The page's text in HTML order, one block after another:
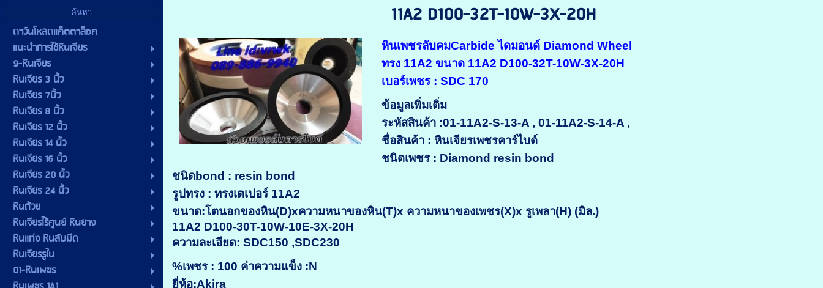
ดาว์นโหลดแค็ตตาล็อค
แนะนำการใช้หินเจียร
9-หินเจียร
หินเจียร 3 นิ้ว
หินเจียร 7นิ้ว
หินเจียร 8 นิ้ว
หินเจียร 12 นิ้ว
หินเจียร 14 นิ้ว
หินเจียร 16 นิ้ว
หินเจียร 20 นิ้ว
หินเจียร 24 นิ้ว
หินถ้วย
หินเจียรไร้ศูนย์ หินยาง
หินแท่ง หินลับมีด
หินเจียรรูใน
01-หินเพชร
11A2 D100-32T-10W-3X-20H
หินเพชรลับคมCarbide ไดมอนด์ Diamond Wheel
ทรง 11A2 ขนาด 11A2 D100-32T-10W-3X-20H
เบอร์เพชร : SDC 170
ข้อมูลเพิ่มเติ่ม
ระหัสสินค้า :01-11A2-S-13-A , 01-11A2-S-14-A ,
ชื่อสินค้า : หินเจียรเพชรคาร์ไบด์
ชนิดเพชร : Diamond resin bond
ชนิดbond : resin bond
รูปทรง : ทรงเตเปอร์ 11A2
ขนาด:โตนอกของหิน(D)xความหนาของหิน(T)x ความหนาของเพชร(X)x รูเพลา(H) (มิล.)
11A2 D100-30T-10W-10E-3X-20H
ความละเอียด: SDC150 ,SDC230
%เพชร : 100 ค่าความแข็ง :N
ยี่ห้อ:Akira